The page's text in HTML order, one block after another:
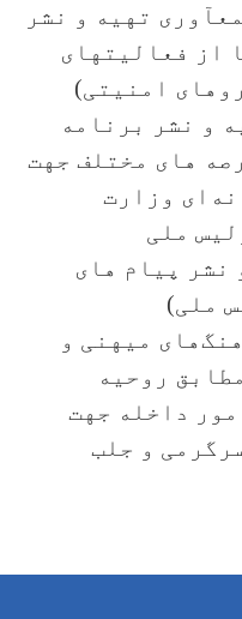
تهیه و نشر
از فعالیتهای
امنیتی)
و نشر برنامه
های مختلف جهت
وزارت
ملی
نشر پیام های
ملی)
میهنی و
روحیه
داخله جهت
و جلب